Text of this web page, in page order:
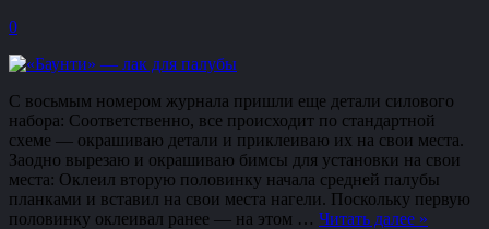
0
С восьмым номером журнала пришли еще детали силового
набора: Соответственно, все происходит по стандартной
схеме — окрашиваю детали и приклеиваю их на свои места.
Заодно вырезаю и окрашиваю бимсы для установки на свои
места: Оклеил вторую половинку начала средней палубы
планками и вставил на свои места нагели. Поскольку первую
половинку оклеивал ранее — на этом … Читать далее »